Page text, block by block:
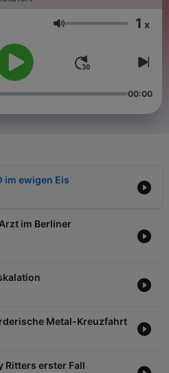
Volume 1 x
00:00
im ewigen Eis
im Berliner
Metal-Kreuzfahrt
Ritters erster Fall